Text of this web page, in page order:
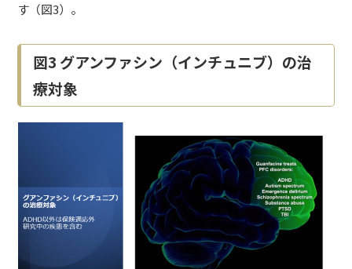
す（図3）。
図3 グアンファシン（インチュニブ）の治
療対象